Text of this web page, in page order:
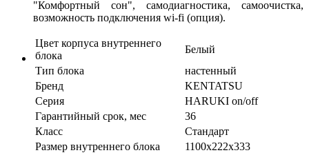
"Комфортный сон", самодиагностика, самоочистка,
возможность подключения wi-fi (опция).
Цвет корпуса внутреннего
блока
Белый
Тип блока
настенный
Бренд
KENTATSU
Серия
HARUKI on/off
Гарантийный срок, мес
36
Класс
Стандарт
Размер внутреннего блока
1100х222х333